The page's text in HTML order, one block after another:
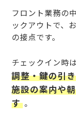
フロント業務の
ックアウトで、
の接点です。
チェックイン時は
調整・鍵の引
施設の案内や
す 。